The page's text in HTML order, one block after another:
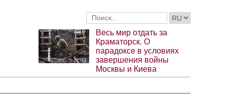
Весь мир отдать за
Краматорск. О
парадоксе в условиях
завершения войны
Москвы и Киева